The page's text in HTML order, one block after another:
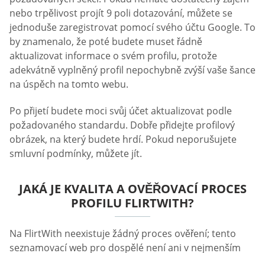
nebo trpělivost projít 9 poli dotazování, můžete se
jednoduše zaregistrovat pomocí svého účtu Google. To
by znamenalo, že poté budete muset řádně
aktualizovat informace o svém profilu, protože
adekvátně vyplněný profil nepochybně zvýší vaše šance
na úspěch na tomto webu.
Po přijetí budete moci svůj účet aktualizovat podle
požadovaného standardu. Dobře přidejte profilový
obrázek, na který budete hrdí. Pokud neporušujete
smluvní podmínky, můžete jít.
JAKÁ JE KVALITA A OVĚŘOVACÍ PROCES
PROFILU FLIRTWITH?
Na FlirtWith neexistuje žádný proces ověření; tento
seznamovací web pro dospělé není ani v nejmenším